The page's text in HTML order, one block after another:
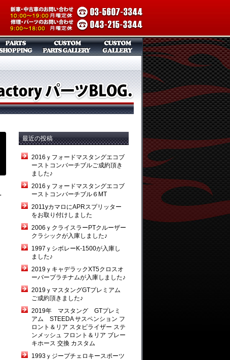
最近の投稿
2016ｙフォードマスタングエコブ
ーストコンバーチブルご成約頂き
ました♪
2016ｙフォードマスタングエコブ
ーストコンバーチブル６MT
2011yカマロにAPRスプリッター
をお取り付けしました
2006ｙクライスラーPTクルーザー
クラシックが入庫しました♪
1997ｙシボレーK-1500が入庫し
ました♪
2019ｙキャデラックXT5クロスオ
ーバープラチナムが入庫しました♪
2019ｙマスタングGTプレミアム
ご成約頂きました♪
2019年 マスタング GTプレミ
アム STEEDA サスペンション フ
ロント＆リア スタビライザー ステ
ンメッシュ フロント＆リア ブレー
キホース 交換 カスタム
1993ｙジープチェロキースポーツ